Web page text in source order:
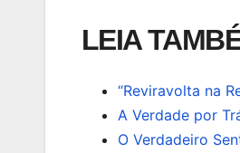
LEIA
“Reviravolta na
A Verdade por
O Verdadeiro